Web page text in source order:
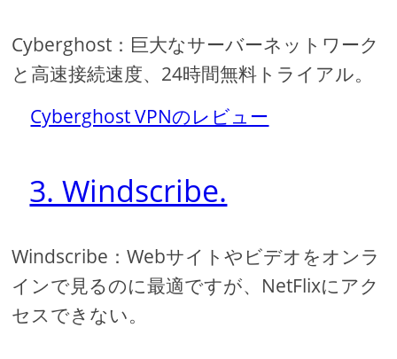
Cyber​​ghost：巨大なサーバーネットワーク
と高速接続速度、24時間無料トライアル。
Cyber​​ghost VPNのレビュー
3. Windscribe.
Windscribe：Webサイトやビデオをオンラ
インで見るのに最適ですが、NetFlixにアク
セスできない。